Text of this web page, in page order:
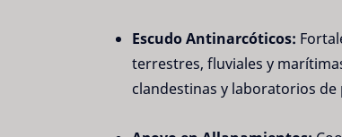
Escudo Antinarcóticos:
terrestres, fluviales y
clandestinas y laboratorios